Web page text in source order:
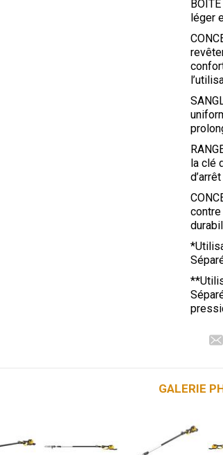
léger
la clé
contre
GALERIE